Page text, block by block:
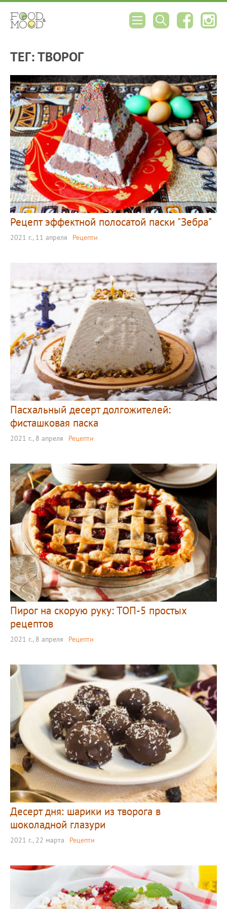
ТЕГ: ТВОРОГ
Рецепт эффектной полосатой паски "Зебра"
2021 г., 11 апреля Рецепти
Пасхальный десерт долгожителей:
фисташковая паска
2021 г., 8 апреля Рецепти
Пирог на скорую руку: ТОП-5 простых
рецептов
2021 г., 8 апреля Рецепти
Десерт дня: шарики из творога в
шоколадной глазури
2021 г., 22 марта Рецепти